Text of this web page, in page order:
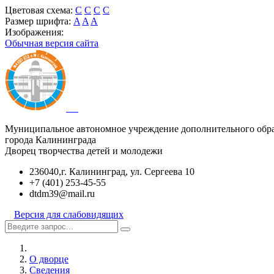
Цветовая схема: C C C C
Размер шрифта: A A A
Изображения:
Обычная версия сайта
Муниципальное автономное учреждение дополнительного
города Калининграда
Дворец творчества детей и молодежи
236040,г. Калининград, ул. Сергеева 10
+7 (401) 253-45-55
dtdm39@mail.ru
Версия для слабовидящих
О дворце
Сведения